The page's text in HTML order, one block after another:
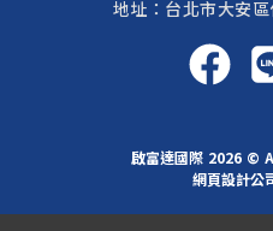
地址：台北市大安
啟富達國際 2026
網頁設計公